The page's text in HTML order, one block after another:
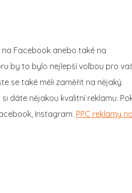
Facebook anebo také na
by to bylo nejlepší volbou pro
se také měli zaměřit na nějaký
dáte nějakou kvalitní reklamu.
Instagram. PPC reklamy na